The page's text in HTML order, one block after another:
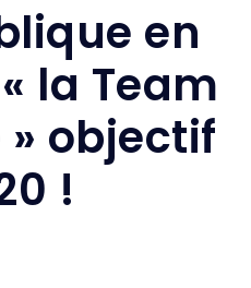
en
la Team
objectif
!